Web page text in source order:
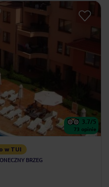
3.7/5
73 opinie
w TUI
BRZEG